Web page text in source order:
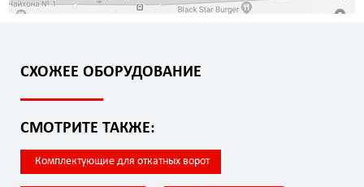
СХОЖЕЕ ОБОРУДОВАНИЕ
СМОТРИТЕ ТАКЖЕ:
Комплектующие для откатных ворот